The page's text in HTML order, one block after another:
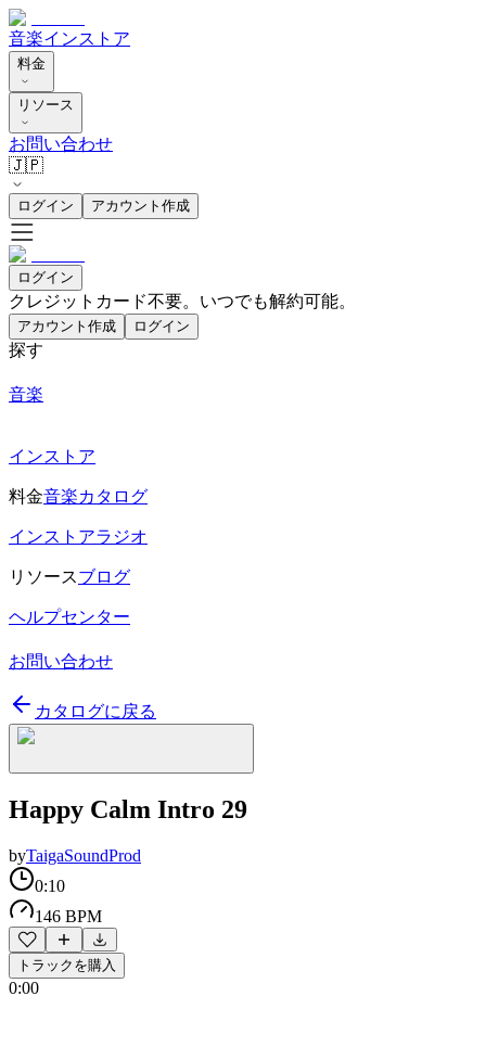
音楽インストア
料金
リソース
お問い合わせ
🇯🇵
ログイン アカウント作成
ログイン
クレジットカード不要。いつでも解約可能。
アカウント作成 ログイン
探す
音楽
インストア
料金音楽カタログ
インストアラジオ
リソースブログ
ヘルプセンター
お問い合わせ
カタログに戻る
Happy Calm Intro 29
byTaigaSoundProd
0:10
146 BPM
トラックを購入
0:00